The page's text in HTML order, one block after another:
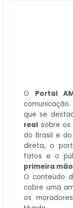
O Portal
que se
real sobre
do Brasil e
direta, o
fatos e o
primeira mão
O conteúdo
cobre uma
os